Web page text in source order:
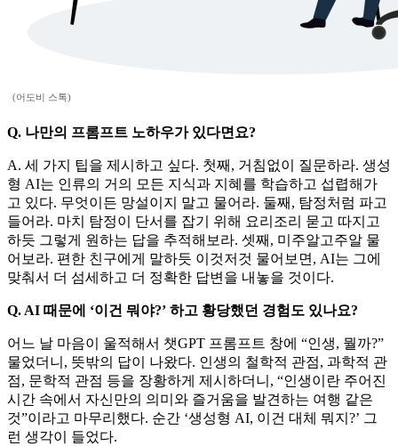
(어도비 스톡)
Q. 나만의 프롬프트 노하우가 있다면요?
A. 세 가지 팁을 제시하고 싶다. 첫째, 거침없이 질문하라. 생성
형 AI는 인류의 거의 모든 지식과 지혜를 학습하고 섭렵해가
고 있다. 무엇이든 망설이지 말고 물어라. 둘째, 탐정처럼 파고
들어라. 마치 탐정이 단서를 잡기 위해 요리조리 묻고 따지고
하듯 그렇게 원하는 답을 추적해보라. 셋째, 미주알고주알 물
어보라. 편한 친구에게 말하듯 이것저것 물어보면, AI는 그에
맞춰서 더 섬세하고 더 정확한 답변을 내놓을 것이다.
Q. AI 때문에 ‘이건 뭐야?’ 하고 황당했던 경험도 있나요?
어느 날 마음이 울적해서 챗GPT 프롬프트 창에 “인생, 뭘까?”
물었더니, 뜻밖의 답이 나왔다. 인생의 철학적 관점, 과학적 관
점, 문학적 관점 등을 장황하게 제시하더니, “인생이란 주어진
시간 속에서 자신만의 의미와 즐거움을 발견하는 여행 같은
것”이라고 마무리했다. 순간 ‘생성형 AI, 이건 대체 뭐지?’ 그
런 생각이 들었다.